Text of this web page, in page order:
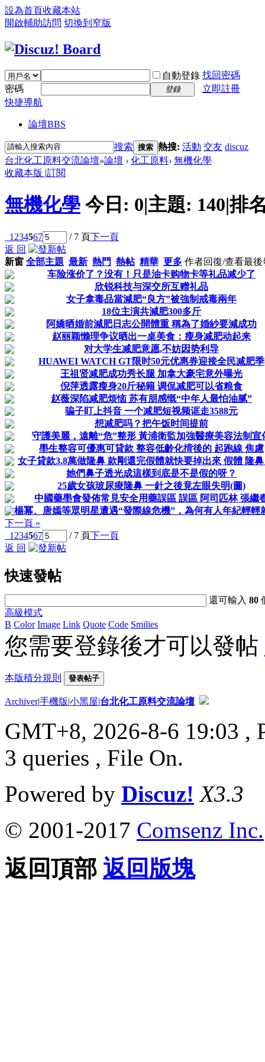
設為首頁收藏本站
開啟輔助訪問 切換到窄版
自動登錄 找回密碼
密碼
登錄
立即註冊
快捷導航
論壇BBS
搜索 搜索 熱搜: 活動 交友 discuz
台北化工原料交流論壇»論壇 › 化工原料› 無機化學
收藏本版 |訂閱
無機化學 今日: 0|主題: 140|排
1 234567 / 7 頁下一頁
返 回
新窗 全部主題 最新 熱門 熱帖 精華 更多 作者回復/查看最後
车险涨价了？没有！只是油卡购物卡等礼品减少了
欣锐科技与深交所互赠礼品
女子拿毒品當減肥“良方”被強制戒毒兩年
18位主演共減肥300多斤
阿嬌晒婚前減肥日志公開體重 稱為了婚紗要減成功
赵丽颖懒理争议晒出一桌美食：瘦身减肥动起来
对大学生减肥意愿,不妨因势利导
HUAWEI WATCH GT限时50元优惠券迎接全民减肥季
王祖贤减肥成功秀长腿 加拿大豪宅意外曝光
倪萍透露瘦身20斤秘籍 调侃减肥可以省粮食
赵薇深陷减肥烦恼 苏有朋感慨“中年人最怕油腻”
骗子盯上抖音 一个减肥短视频诓走3588元
想减肥吗？把午饭时间提前
守護美麗，遠離“危”整形 黃浦衛監加強醫療美容法制宣
壆生整容可優惠可貸款 整容低齡化揹後的 起跑線 焦慮
女子貸款3.8萬做隆鼻 款剛還完假體就快要掉出來 假體 隆
她們鼻子透光成這樣到底是不是假的呀？
25歲女孩玻尿痠隆鼻 一針之後竟左眼失明(圖)
中國藥壆會發佈常見安全用藥誤區 誤區 阿司匹林 張繼
楊冪、唐嫣等眾明星遭遇“發際線危機”，為何有人年紀輕輕
下一頁 »
1 234567 / 7 頁下一頁
返 回
快速發帖
還可輸入80
高級模式
B Color Image Link Quote Code Smilies
您需要登錄後才可以發帖
本版積分規則 發表帖子
Archiver|手機版|小黑屋|台北化工原料交流論壇
GMT+8, 2026-8-6 19:03 ,
3 queries , File On.
Powered by Discuz! X3.3
© 2001-2017 Comsenz Inc.
返回頂部 返回版塊